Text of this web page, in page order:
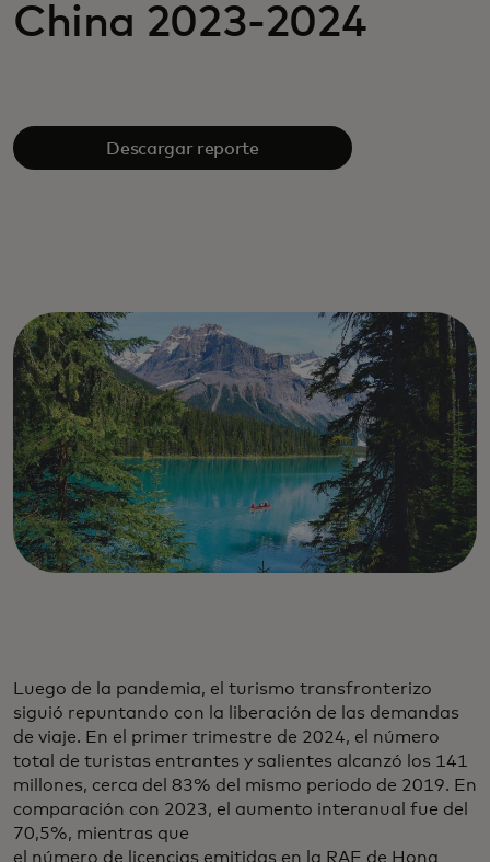
China 2023-2024
Descargar reporte
Luego de la pandemia, el turismo transfronterizo
siguió repuntando con la liberación de las demandas
de viaje. En el primer trimestre de 2024, el número
total de turistas entrantes y salientes alcanzó los 141
millones, cerca del 83% del mismo periodo de 2019. En
comparación con 2023, el aumento interanual fue del
70,5%, mientras que
el número de licencias emitidas en la RAE de Hong